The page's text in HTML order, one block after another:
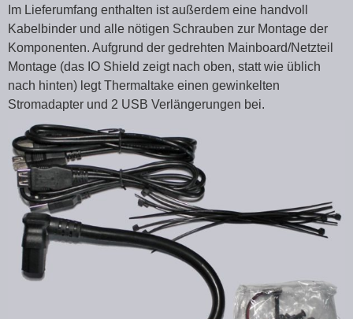
Im Lieferumfang enthalten ist außerdem eine handvoll
Kabelbinder und alle nötigen Schrauben zur Montage der
Komponenten. Aufgrund der gedrehten Mainboard/Netzteil
Montage (das IO Shield zeigt nach oben, statt wie üblich
nach hinten) legt Thermaltake einen gewinkelten
Stromadapter und 2 USB Verlängerungen bei.